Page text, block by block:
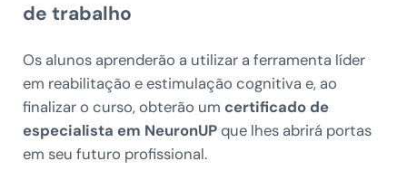
de trabalho
Os alunos aprenderão a utilizar a ferramenta líder
em reabilitação e estimulação cognitiva e, ao
finalizar o curso, obterão um certificado de
especialista em NeuronUPque lhes abrirá portas
em seu futuro profissional.